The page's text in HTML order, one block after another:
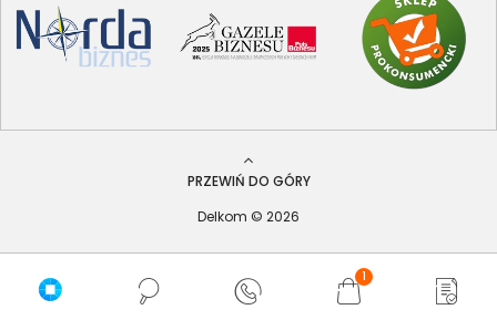
1
PRZEWIŃ DO GÓRY
Delkom © 2026